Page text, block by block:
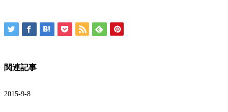
関連記事
2015-9-8